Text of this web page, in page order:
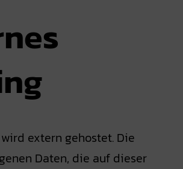
extern gehostet. Die
Daten, die auf dieser